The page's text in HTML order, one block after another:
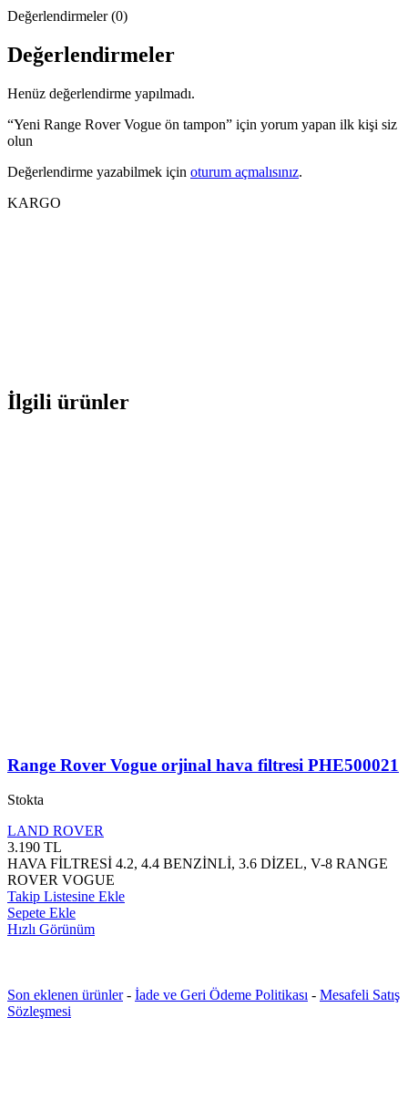
Değerlendirmeler (0)
Değerlendirmeler
Henüz değerlendirme yapılmadı.
“Yeni Range Rover Vogue ön tampon” için yorum yapan ilk kişi siz
olun
Değerlendirme yazabilmek için oturum açmalısınız.
KARGO
İlgili ürünler
Range Rover Vogue orjinal hava filtresi PHE500021
Stokta
LAND ROVER
3.190 TL
HAVA FİLTRESİ 4.2, 4.4 BENZİNLİ, 3.6 DİZEL, V-8 RANGE
ROVER VOGUE
Takip Listesine Ekle
Sepete Ekle
Hızlı Görünüm
Son eklenen ürünler- İade ve Geri Ödeme Politikası - Mesafeli Satış
Sözleşmesi